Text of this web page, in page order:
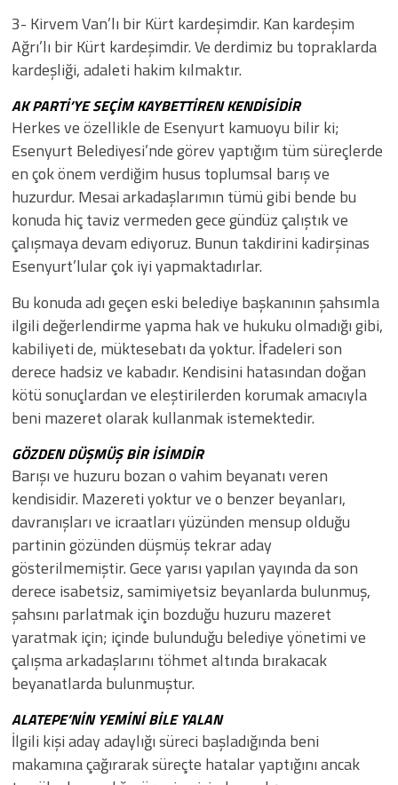
3- Kirvem Van’lı bir Kürt kardeşimdir. Kan kardeşim
Ağrı’lı bir Kürt kardeşimdir. Ve derdimiz bu topraklarda
kardeşliği, adaleti hakim kılmaktır.
AK PARTİ’YE SEÇİM KAYBETTİREN KENDİSİDİR
Herkes ve özellikle de Esenyurt kamuoyu bilir ki;
Esenyurt Belediyesi’nde görev yaptığım tüm süreçlerde
en çok önem verdiğim husus toplumsal barış ve
huzurdur. Mesai arkadaşlarımın tümü gibi bende bu
konuda hiç taviz vermeden gece gündüz çalıştık ve
çalışmaya devam ediyoruz. Bunun takdirini kadirşinas
Esenyurt’lular çok iyi yapmaktadırlar.
Bu konuda adı geçen eski belediye başkanının şahsımla
ilgili değerlendirme yapma hak ve hukuku olmadığı gibi,
kabiliyeti de, müktesebatı da yoktur. İfadeleri son
derece hadsiz ve kabadır. Kendisini hatasından doğan
kötü sonuçlardan ve eleştirilerden korumak amacıyla
beni mazeret olarak kullanmak istemektedir.
GÖZDEN DÜŞMÜŞ BİR İSİMDİR
Barışı ve huzuru bozan o vahim beyanatı veren
kendisidir. Mazereti yoktur ve o benzer beyanları,
davranışları ve icraatları yüzünden mensup olduğu
partinin gözünden düşmüş tekrar aday
gösterilmemiştir. Gece yarısı yapılan yayında da son
derece isabetsiz, samimiyetsiz beyanlarda bulunmuş,
şahsını parlatmak için bozduğu huzuru mazeret
yaratmak için; içinde bulunduğu belediye yönetimi ve
çalışma arkadaşlarını töhmet altında bırakacak
beyanatlarda bulunmuştur.
ALATEPE’NİN YEMİNİ BİLE YALAN
İlgili kişi aday adaylığı süreci başladığında beni
makamına çağırarak süreçte hatalar yaptığını ancak